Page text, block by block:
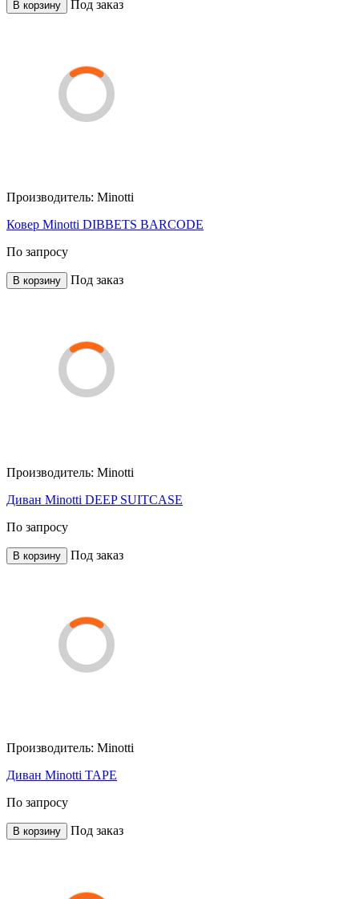
В корзину Под заказ
Производитель: Minotti
Ковер Minotti DIBBETS BARCODE
По запросу
В корзину Под заказ
Производитель: Minotti
Диван Minotti DEEP SUITCASE
По запросу
В корзину Под заказ
Производитель: Minotti
Диван Minotti TAPE
По запросу
В корзину Под заказ